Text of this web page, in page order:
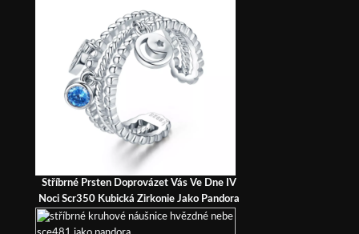
Stříbrné Prsten Doprovázet Vás Ve Dne IV
Noci Scr350 Kubická Zirkonie Jako Pandora